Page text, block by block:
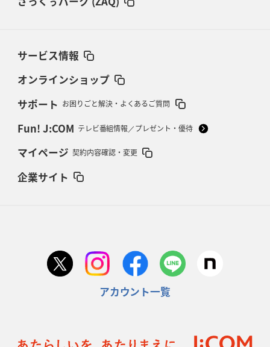
サービス情報
オンラインショップ
サポート お困りごと解決・よくあるご質問
Fun! J:COM テレビ番組情報／プレゼント・優待
マイページ 契約内容確認・変更
企業サイト
アカウント一覧